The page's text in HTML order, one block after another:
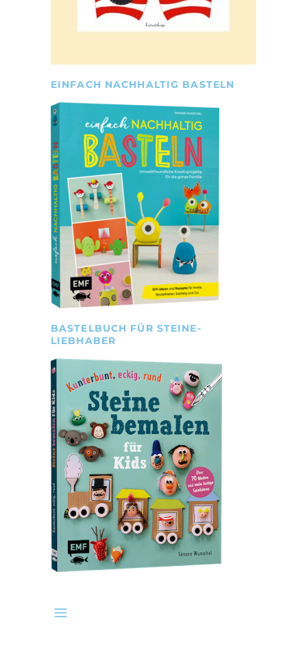
EINFACH NACHHALTIG BASTELN
BASTELBUCH FÜR STEINE-
LIEBHABER